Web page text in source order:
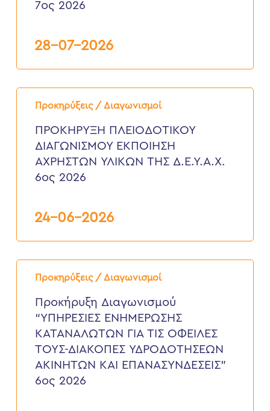
2026
7ος 2026
28-07-2026
Προκηρύξεις / Διαγωνισμοί
ΠΡΟΚΗΡΥΞΗ
ΠΛΕΙΟΔΟΤΙΚΟΥ
ΕΚΠΟΙΗΣΗ
ΑΧΡΗΣΤΩΝ
ΥΛΙΚΩΝ
Δ.Ε.Υ.Α.Χ.
ΠΡΟΚΗΡΥΞΗ ΠΛΕΙΟΔΟΤΙΚΟΥ
ΔΙΑΓΩΝΙΣΜΟΥ ΕΚΠΟΙΗΣΗ
ΑΧΡΗΣΤΩΝ ΥΛΙΚΩΝ ΤΗΣ Δ.Ε.Υ.Α.Χ.
6ος 2026
24-06-2026
Προκηρύξεις / Διαγωνισμοί
Προκήρυξη
Διαγωνισμού
ΕΝΗΜΕΡΩΣΗΣ
ΚΑΤΑΝΑΛΩΤΩΝ
ΟΦΕΙΛΕΣ
ΤΟΥΣ-
ΔΙΑΚΟΠΕΣ
ΑΚΙΝΗΤΩΝ
Προκήρυξη Διαγωνισμού
“ΥΠΗΡΕΣΙΕΣ ΕΝΗΜΕΡΩΣΗΣ
ΚΑΤΑΝΑΛΩΤΩΝ ΓΙΑ ΤΙΣ ΟΦΕΙΛΕΣ
ΤΟΥΣ-ΔΙΑΚΟΠΕΣ ΥΔΡΟΔΟΤΗΣΕΩΝ
ΑΚΙΝΗΤΩΝ ΚΑΙ ΕΠΑΝΑΣΥΝΔΕΣΕΙΣ”
6ος 2026